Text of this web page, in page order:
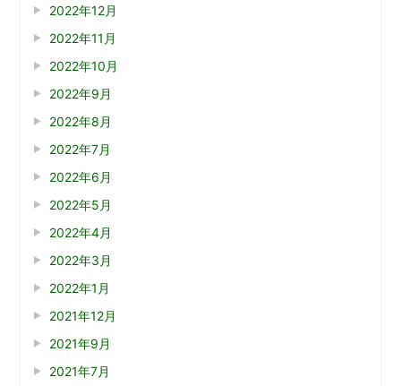
2022年12月
2022年11月
2022年10月
2022年9月
2022年8月
2022年7月
2022年6月
2022年5月
2022年4月
2022年3月
2022年1月
2021年12月
2021年9月
2021年7月